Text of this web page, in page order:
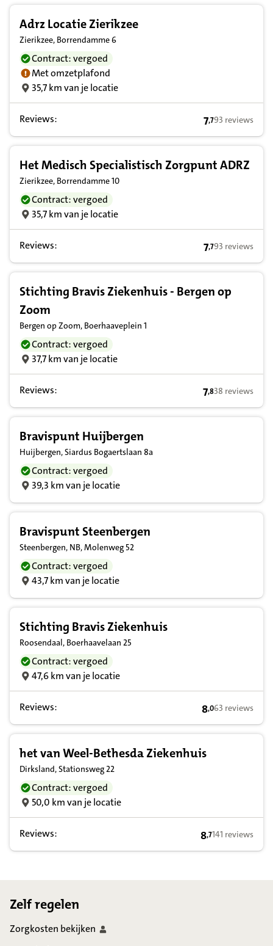
Adrz Locatie Zierikzee
Zierikzee, Borrendamme 6
Contract: vergoed
Met omzetplafond
35,7 km van je locatie
Reviews: 7,7 op basis
7,793 reviews
Het Medisch Specialistisch Zorgpunt ADRZ
Zierikzee, Borrendamme 10
Contract: vergoed
35,7 km van je locatie
Reviews: 7,7 op basis
7,793 reviews
Stichting Bravis Ziekenhuis - Bergen op
Zoom
Bergen op Zoom, Boerhaaveplein 1
Contract: vergoed
37,7 km van je locatie
Reviews: 7,8 op basis
7,838 reviews
Bravispunt Huijbergen
Huijbergen, Siardus Bogaertslaan 8a
Contract: vergoed
39,3 km van je locatie
Bravispunt Steenbergen
Steenbergen, NB, Molenweg 52
Contract: vergoed
43,7 km van je locatie
Stichting Bravis Ziekenhuis
Roosendaal, Boerhaavelaan 25
Contract: vergoed
47,6 km van je locatie
Reviews: 8,0 op basis
8,063 reviews
het van Weel-Bethesda Ziekenhuis
Dirksland, Stationsweg 22
Contract: vergoed
50,0 km van je locatie
Reviews: 8,7 op basis van
8,7141 reviews
Zelf regelen
Zorgkosten bekijken